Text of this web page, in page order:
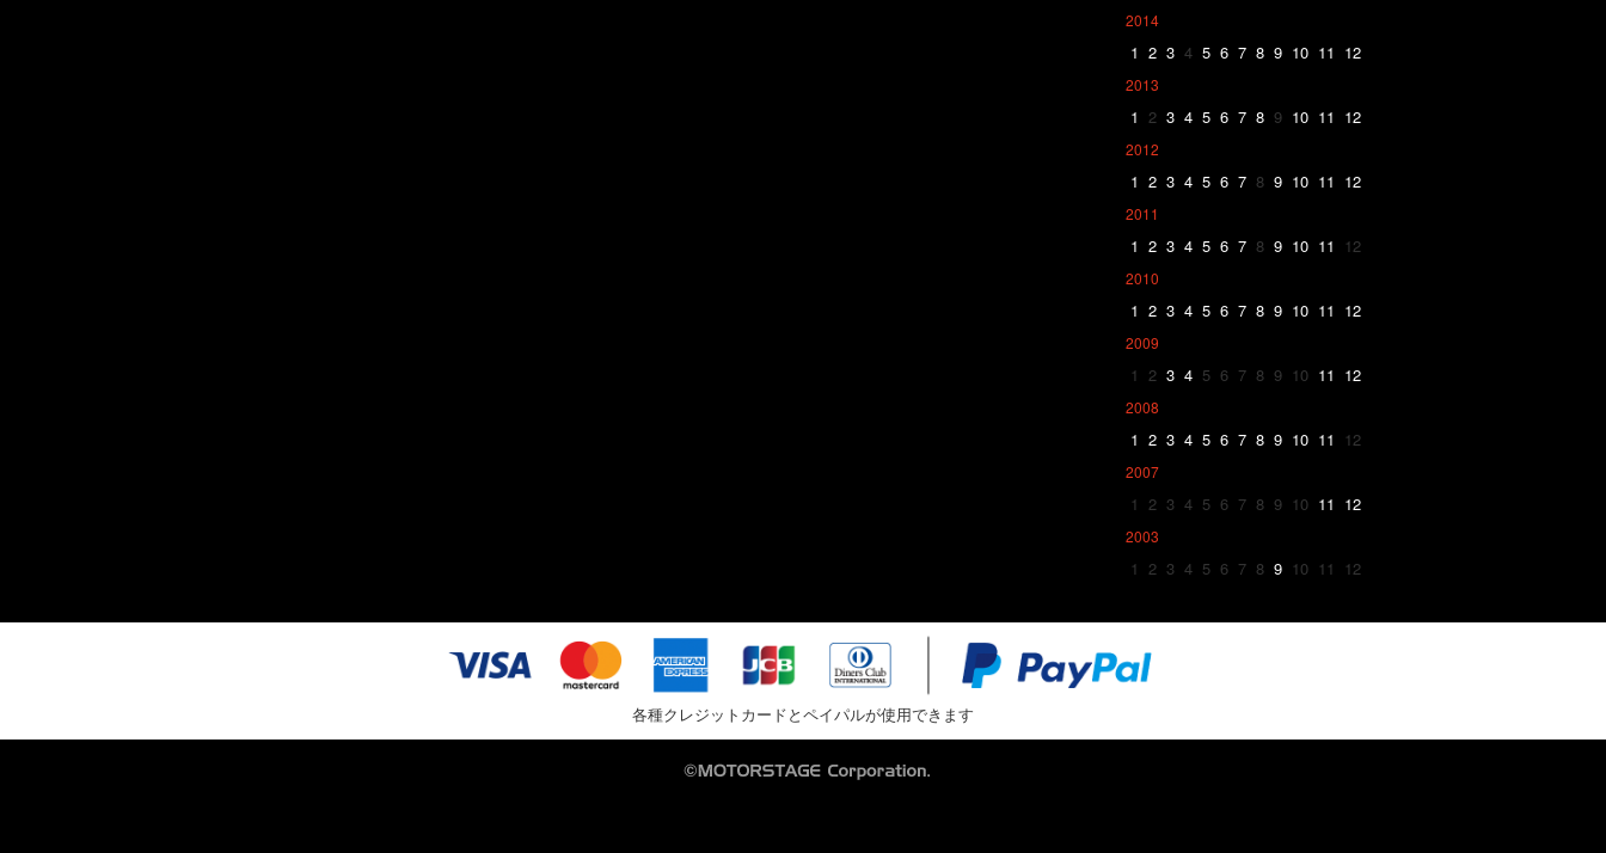
2014
1 2 3 4 5 6 7 8 9 10 11 12
2013
1 2 3 4 5 6 7 8 9 10 11 12
2012
1 2 3 4 5 6 7 8 9 10 11 12
2011
1 2 3 4 5 6 7 8 9 10 11 12
2010
1 2 3 4 5 6 7 8 9 10 11 12
2009
1 2 3 4 5 6 7 8 9 10 11 12
2008
1 2 3 4 5 6 7 8 9 10 11 12
2007
1 2 3 4 5 6 7 8 9 10 11 12
2003
1 2 3 4 5 6 7 8 9 10 11 12
各種クレジットカードとペイパルが使用できます